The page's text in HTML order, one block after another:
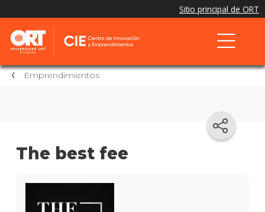
Emprendimientos
The best fee